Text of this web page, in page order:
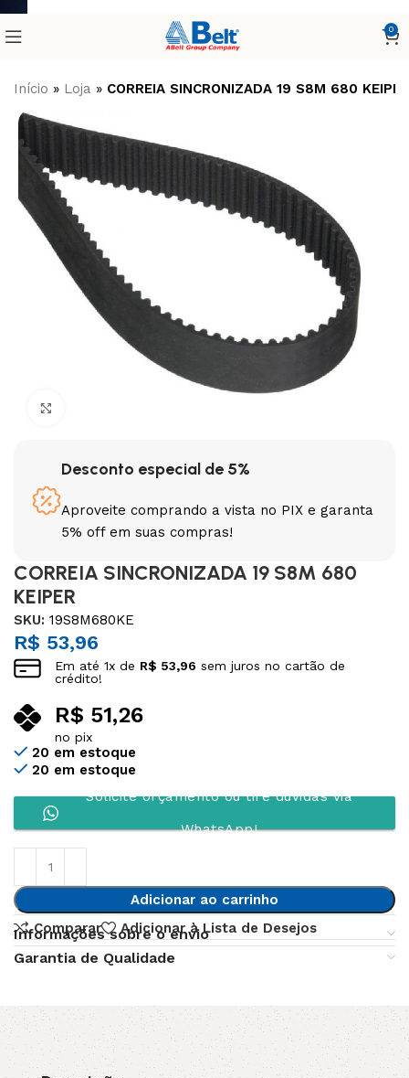
0
Início » Loja » CORREIA SINCRONIZADA 19 S8M 680
Desconto especial de 5%
Aproveite comprando a vista no PIX e garanta
5% off em suas compras!
CORREIA SINCRONIZADA 19 S8M 680
KEIPER
SKU:19S8M680KE
R$ 53,96
Em até1x de R$ 53,96 sem juros no cartão de
crédito!
R$ 51,26
no pix
20 em estoque
20 em estoque
Solicite orçamento ou tire dúvidas via
WhatsApp!
Adicionar ao carrinho
Comparar
Adicionar à Lista de Desejos
Informações sobre o envio
Garantia de Qualidade